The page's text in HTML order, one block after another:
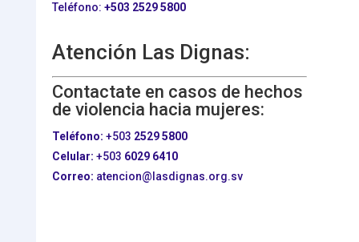
Teléfono: +503 2529 5800
Atención Las Dignas:
Contactate en casos de hechos
de violencia hacia mujeres:
Teléfono: +503 2529 5800
Celular: +503 6029 6410
Correo: atencion@lasdignas.org.sv